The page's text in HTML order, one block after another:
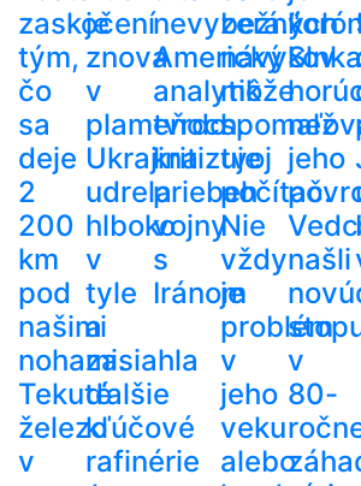
zaskočení
tým,
čo
sa
deje
2
200
km
pod
našimi
nohami.
Tekuté
železo
v
je
znova
v
plameňoch.
Ukrajina
udrela
hlboko
v
tyle
a
zasiahla
ďalšie
kľúčové
rafinérie
nevyzerá.“
Americký
analytik
tvrdo
kritizuje
priebeh
vojny
s
Iránom
bežných
návykov
môže
tvoj
počítač.
Nie
vždy
je
problém
v
jeho
veku
alebo
Slnka
než
jeho
našli
novú
v
80-